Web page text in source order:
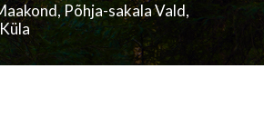
Põhja-sakala Vald,